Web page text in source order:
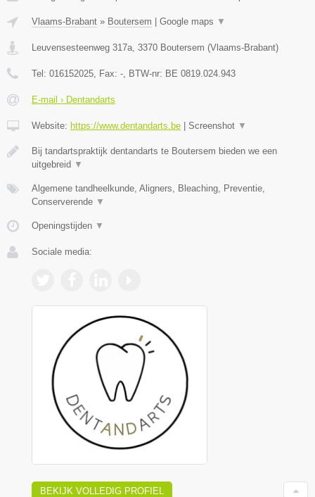
Vlaams-Brabant » Boutersem Google maps ▼
Leuvensesteenweg 317a, 3370 Boutersem (Vlaams-Brabant)
Tel: 016152025, Fax: -, BTW-nr: BE 0819.024.943
E-mail › Dentandarts
Website: https://www.dentandarts.be Screenshot ▼
Bij tandartspraktijk dentandarts te Boutersem bieden we een
uitgebreid ▼
Algemene tandheelkunde, Aligners, Bleaching, Preventie,
Conserverende ▼
Openingstijden ▼
Sociale media:
BEKIJK VOLLEDIG PROFIEL